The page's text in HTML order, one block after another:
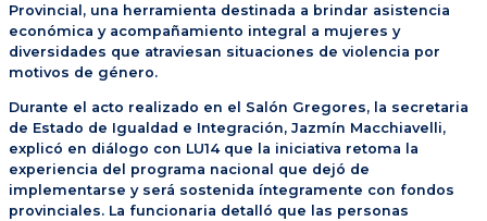
Provincial, una herramienta destinada a brindar asistencia
económica y acompañamiento integral a mujeres y
diversidades que atraviesan situaciones de violencia por
motivos de género.
Durante el acto realizado en el Salón Gregores, la secretaria
de Estado de Igualdad e Integración, Jazmín Macchiavelli,
explicó en diálogo con LU14 que la iniciativa retoma la
experiencia del programa nacional que dejó de
implementarse y será sostenida íntegramente con fondos
provinciales. La funcionaria detalló que las personas